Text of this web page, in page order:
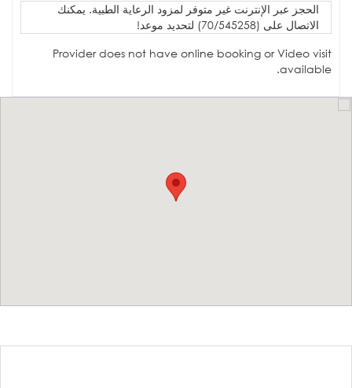
الحجز عبر الإنترنت غير متوفر لمزود الرعاية الطبية. يمكنك
الاتصال على (70/545258) لتحديد موعد!
Provider does not have online booking or Video visit
available.